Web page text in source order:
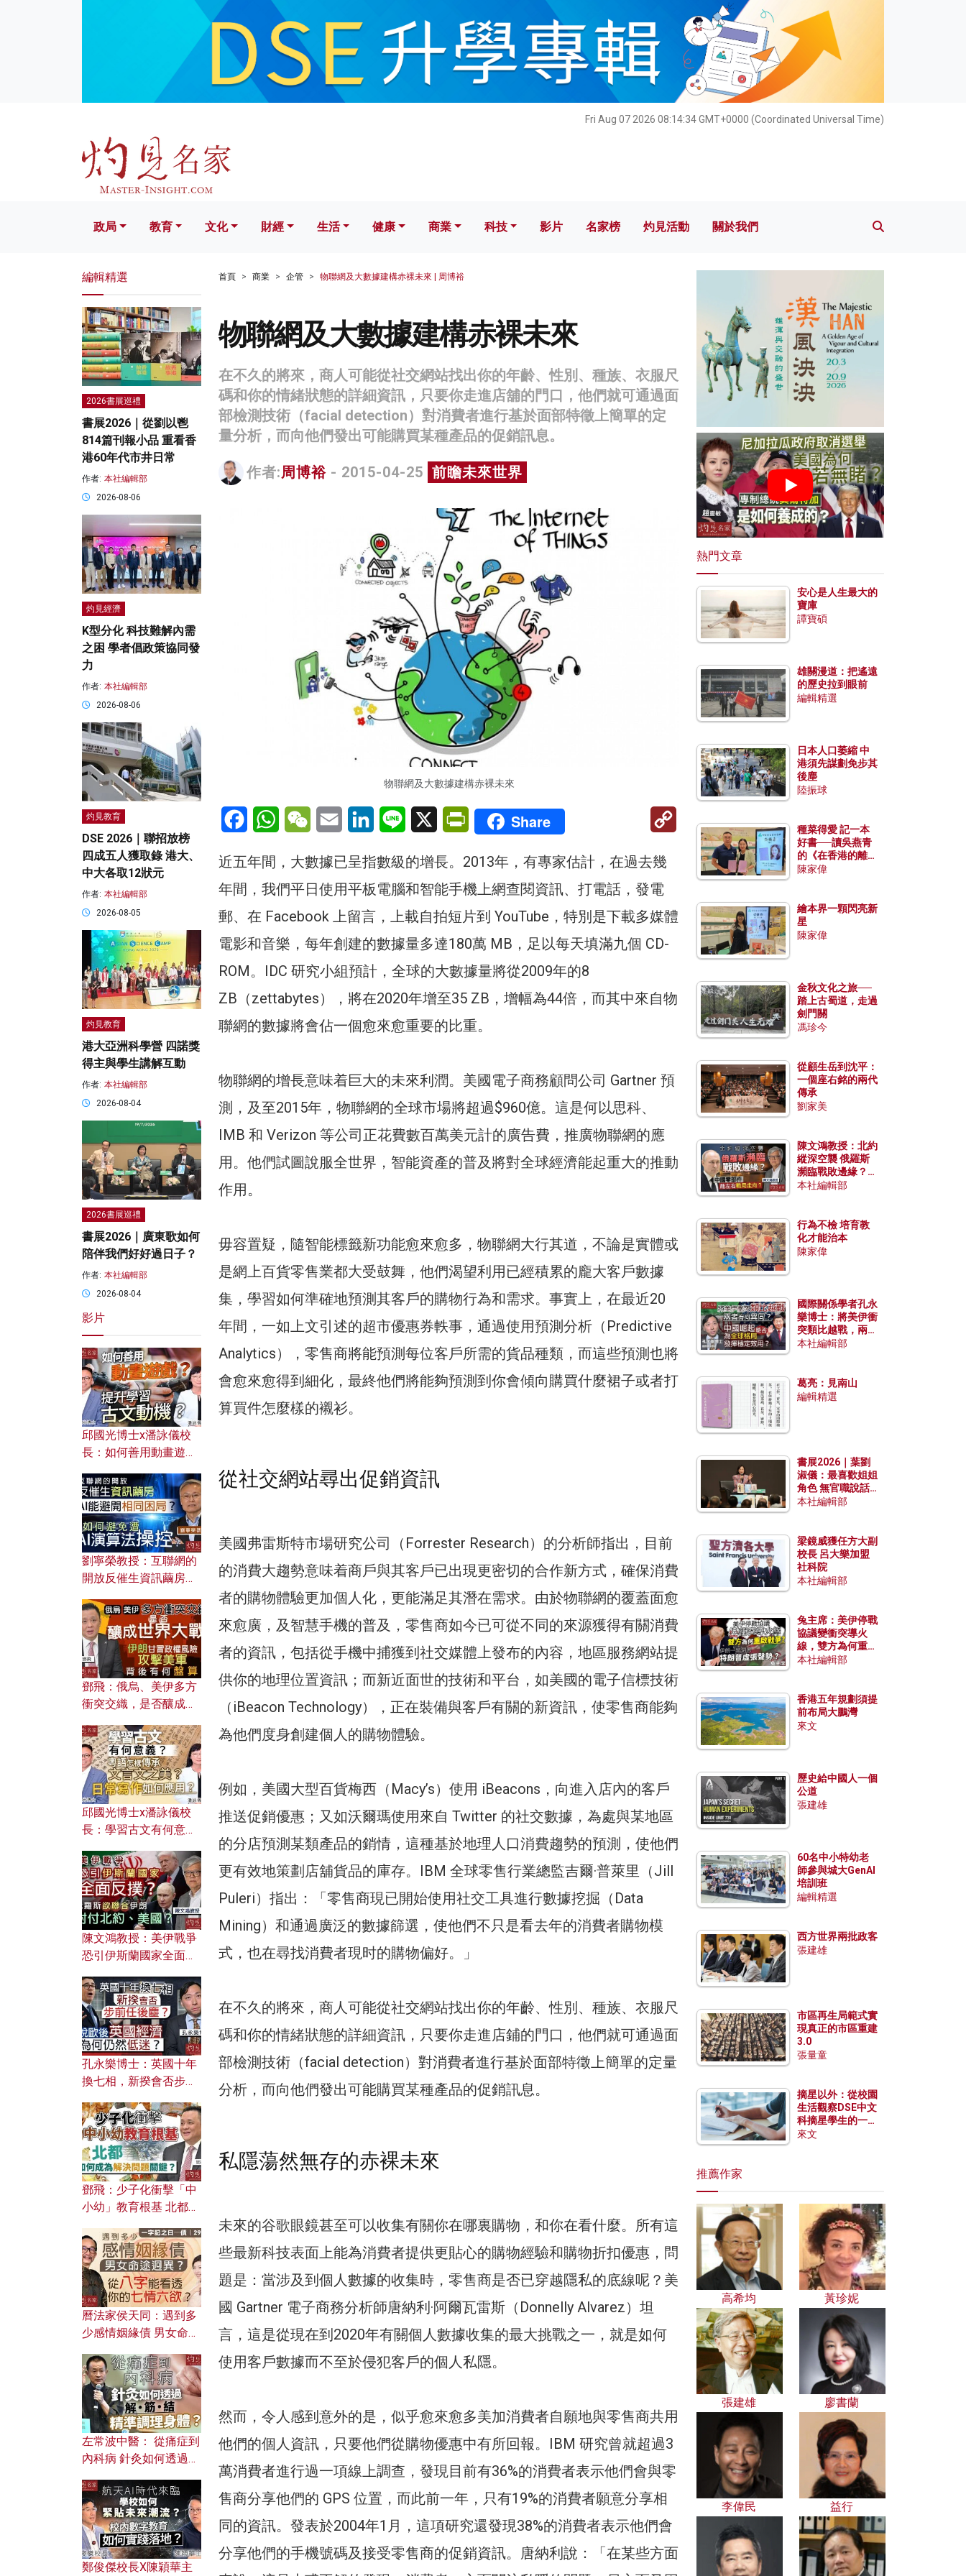
Fri Aug 07 2026 08:14:36 GMT+0000 (Coordinated Universal Time)
文化 財經 生活 健康 科技 影片 名家榜 灼見活動 關於我們
政局 教育 文化 財經 生活 健康 商業 科技 影片 名家榜 灼見活動 關於我們
首頁 商業 企管 物聯網及大數據建構赤裸未來 | 周博裕
物聯網及大數據建構赤裸未來
在不久的將來，商人可能從社交網站找出你的年齡、性別、種族、衣服尺
碼和你的情緒狀態的詳細資訊，只要你走進店舖的門口，他們就可通過面
部檢測技術（facial detection）對消費者進行基於面部特徵上簡單的定
量分析，而向他們發出可能購買某種產品的促銷訊息。
作者:周博裕 - 2015-04-25 前瞻未來世界
物聯網及大數據建構赤裸未來
FacebookWhatsAppWeChatEmail LinkedInLine X PrintFriendly
Share
Link
近五年間，大數據已呈指數級的增長。2013年，有專家估計，在過去幾
年間，我們平日使用平板電腦和智能手機上網查閱資訊、打電話，發電
郵、在 Facebook 上留言，上載自拍短片到 YouTube，特別是下載多媒體
電影和音樂，每年創建的數據量多達180萬 MB，足以每天填滿九個 CD-
ROM。IDC 研究小組預計，全球的大數據量將從2009年的8
ZB（zettabytes），將在2020年增至35 ZB，增幅為44倍，而其中來自物
聯網的數據將會佔一個愈來愈重要的比重。
物聯網的增長意味着巨大的未來利潤。美國電子商務顧問公司 Gartner 預
測，及至2015年，物聯網的全球市場將超過$960億。這是何以思科、
IMB 和 Verizon 等公司正花費數百萬美元計的廣告費，推廣物聯網的應
用。他們試圖說服全世界，智能資產的普及將對全球經濟能起重大的推動
作用。
毋容置疑，隨智能標籤新功能愈來愈多，物聯網大行其道，不論是實體或
是網上百貨零售業都大受鼓舞，他們渴望利用已經積累的龐大客戶數據
集，學習如何準確地預測其客戶的購物行為和需求。事實上，在最近20
年間，一如上文引述的超市優惠券軼事，通過使用預測分析（Predictive
Analytics），零售商將能預測每位客戶所需的貨品種類，而這些預測也將
會愈來愈得到細化，最終他們將能夠預測到你會傾向購買什麼裙子或者打
算買件怎麼樣的襯衫。
從社交網站尋出促銷資訊
美國弗雷斯特市場研究公司（Forrester Research）的分析師指出，目前
的消費大趨勢意味着商戶與其客戶已出現更密切的合作新方式，確保消費
者的購物體驗更加個人化，更能滿足其潛在需求。由於物聯網的覆蓋面愈
來愈廣，及智慧手機的普及，零售商如今已可從不同的來源獲得有關消費
者的資訊，包括從手機中捕獲到社交媒體上發布的內容，地區服務網站提
供你的地理位置資訊；而新近面世的技術和平台，如美國的電子信標技術
（iBeacon Technology），正在裝備與客戶有關的新資訊，使零售商能夠
為他們度身創建個人的購物體驗。
例如，美國大型百貨梅西（Macy’s）使用 iBeacons，向進入店內的客戶
推送促銷優惠；又如沃爾瑪使用來自 Twitter 的社交數據，為處與某地區
的分店預測某類產品的銷情，這種基於地理人口消費趨勢的預測，使他們
更有效地策劃店舖貨品的庫存。IBM 全球零售行業總監吉爾·普萊里（Jill
Puleri）指出：「零售商現已開始使用社交工具進行數據挖掘（Data
Mining）和通過廣泛的數據篩選，使他們不只是看去年的消費者購物模
式，也在尋找消費者現时的購物偏好。」
在不久的將來，商人可能從社交網站找出你的年齡、性別、種族、衣服尺
碼和你的情緒狀態的詳細資訊，只要你走進店鋪的門口，他們就可通過面
部檢測技術（facial detection）對消費者進行基於面部特徵上簡單的定量
分析，而向他們發出可能購買某種產品的促銷訊息。
私隱蕩然無存的赤裸未來
未來的谷歌眼鏡甚至可以收集有關你在哪裏購物，和你在看什麼。所有這
些最新科技表面上能為消費者提供更貼心的購物經驗和購物折扣優惠，問
題是：當涉及到個人數據的收集時，零售商是否已穿越隱私的底線呢？美
國 Gartner 電子商務分析師唐納利·阿爾瓦雷斯（Donnelly Alvarez）坦
言，這是從現在到2020年有關個人數據收集的最大挑戰之一，就是如何
使用客戶數據而不至於侵犯客戶的個人私隱。
然而，令人感到意外的是，似乎愈來愈多美加消費者自願地與零售商共用
他們的個人資訊，只要他們從購物優惠中有所回報。IBM 研究曾就超過3
萬消費者進行過一項線上調查，發現目前有36%的消費者表示他們會與零
售商分享他們的 GPS 位置，而此前一年，只有19%的消費者願意分享相
同的資訊。發表於2004年1月，這項研究還發現38%的消費者表示他們會
分享他們的手機號碼及接受零售商的促銷資訊。唐納利說：「在某些方面
編輯精選
2026書展巡禮
書展2026｜從劉以鬯
814篇刊報小品 重看香
港60年代市井日常
作者: 本社編輯部
2026-08-06
灼見經濟
K型分化 科技難解內需
之困 學者倡政策協同發
力
作者: 本社編輯部
2026-08-06
灼見教育
DSE 2026｜聯招放榜
四成五人獲取錄 港大、
中大各取12狀元
作者: 本社編輯部
2026-08-05
灼見教育
港大亞洲科學營 四諾獎
得主與學生講解互動
作者: 本社編輯部
2026-08-04
2026書展巡禮
書展2026｜廣東歌如何
陪伴我們好好過日子？
作者: 本社編輯部
2026-08-04
影片
邱國光博士x潘詠儀校
長：如何善用動畫遊戲
劉寧榮教授：互聯網的
開放反催生資訊繭房，
何避免遭AI演算法操
控？
鄧飛：俄烏、美伊多方
衝突交織，是否釀成世
風險攻擊美軍，背後有
何盤算？
邱國光博士x潘詠儀校
長：學習古文有何意
文之美？ 日常寫作如何
應用？
陳文鴻教授：美伊戰爭
恐引伊斯蘭國家全面反
對付北約美國？
孔永樂博士：英國十年
換七相，新揆會否步前
濟為何仍然低迷？
鄧飛：少子化衝擊「中
小幼」教育根基 北都如
曆法家侯天同：遇到多
少感情姻緣債 男女命途
的七情六欲？
左常波中醫： 從痛症到
內科病 針灸如何透過解
鄭俊傑校長X陳穎華主
熱門文章
安心是人生最大的
寶庫
譚寶碩
雄關漫道：把遙遠
的歷史拉到眼前
編輯精選
日本人口萎縮 中
港須先謀劃免步其
後塵
陸振球
種菜得愛 記一本
好書──讀吳燕青
的《在香港的離島
種菜》
陳家偉
繪本界一顆閃亮新
星
陳家偉
金秋文化之旅──
踏上古蜀道，走過
劍門關
馮珍今
從顧生岳到沈平：
一個座右銘的兩代
傳承
劉家美
陳文鴻教授：北約
縱深空襲 俄羅斯
瀕臨戰敗邊緣？中
國零部件能左右戰
本社編輯部
行為不檢 培育教
化才能治本
陳家偉
國際關係學者孔永
樂博士：將美伊衝
突類比越戰，兩者
有何異同？中國崛
本社編輯部
葛亮：見南山
編輯精選
書展2026｜葉劉
淑儀：最喜歡姐姐
角色 無官職說話
包袱少
本社編輯部
梁鏡威獲任方大副
校長 呂大樂加盟
社科院
本社編輯部
兔主席：美伊停戰
協議變衝突導火
線，雙方為何重啟
戰爭？伊朗一早洞
本社編輯部
香港五年規劃須提
前布局大鵬灣
來文
歷史給中國人一個
公道
張建雄
60名中小特幼老
師參與城大GenAI
培訓班
編輯精選
西方世界兩批政客
張建雄
市區再生局範式實
現真正的市區重建
3.0
張量童
摘星以外：從校園
生活觀察DSE中文
科摘星學生的一點
特質
來文
推薦作家
高希均 黃珍妮
張建雄 廖書蘭
李偉民 益行